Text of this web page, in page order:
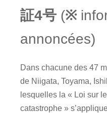
証4号 (※
annoncées)
Dans chacune des 47
de Niigata, Toyama,
lesquelles la « Loi sur
catastrophe »